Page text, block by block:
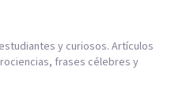
y curiosos. Artículos
frases célebres y